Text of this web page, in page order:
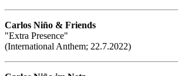
Carlos Niño & Friends
"Extra Presence"
(International Anthem; 22.7.2022)